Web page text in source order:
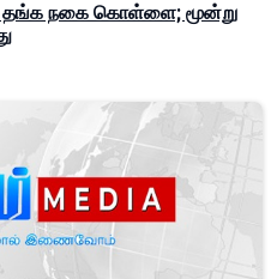
தங்க நகை கொள்ளை; மூன்று